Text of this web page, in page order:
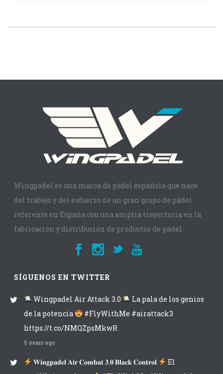
Wingpadel es una marca de pádel española que nace
del trabajo y del esfuerzo de un gran grupo de pádel
referente en España con una amplia trayectoria en la
fabricación y distribución de productos de pádel.
SÍGUENOS EN TWITTER
Wingpadel Air Attack 3.0
La pala de los genios
de la potencia
#FlyWithMe #airattack3
https://t.co/NMQZpsMkwR
5 years ago
𝐖𝐢𝐧𝐠𝐩𝐚𝐝𝐞𝐥 𝐀𝐢𝐫 𝐂𝐨𝐦𝐛𝐚𝐭 𝟑.𝟎 𝐁𝐥𝐚𝐜𝐤 𝐂𝐨𝐧𝐭𝐫𝐨𝐥
El